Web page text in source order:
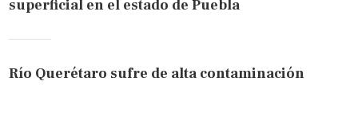
superficial en el estado de Puebla
Río Querétaro sufre de alta contaminación